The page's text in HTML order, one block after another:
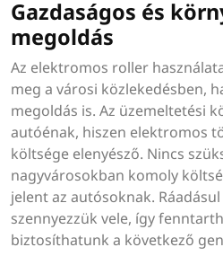
Gazdaságos és
megoldás
Az elektromos roller
meg a városi közlekedésben,
megoldás is. Az üzemeltetési
autóénak, hiszen elektromos
költsége elenyésző. Nincs
nagyvárosokban komoly
jelent az autósoknak.
szennyezzük vele, így
biztosíthatunk a következő